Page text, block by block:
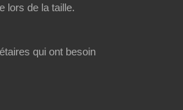
lors de la taille.
qui ont besoin